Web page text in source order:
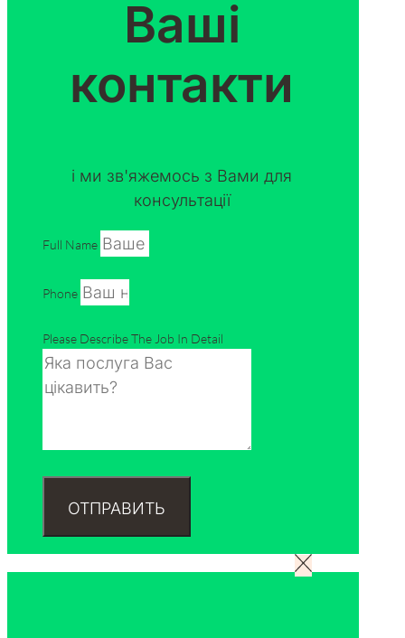
Ваші
контакти
і ми зв'яжемось з Вами для
консультації
Full Name
Phone
Please Describe The Job In Detail
ОТПРАВИТЬ